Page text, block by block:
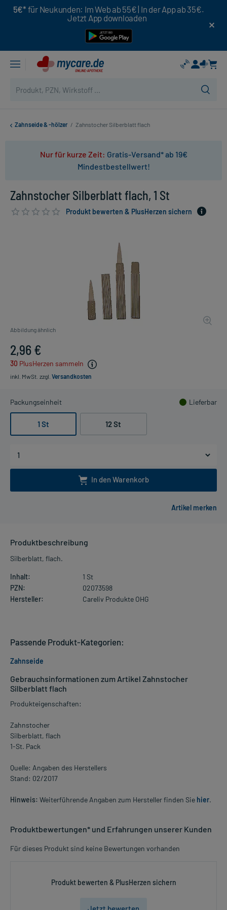
5€* für Neukunden: Im Web ab 55€ | In der App ab 35€.
Jetzt App downloaden
Zahnseide & -hölzer / Zahnstocher Silberblatt flach
Nur für kurze Zeit: Gratis-Versand* ab 19€
Mindestbestellwert!
Zahnstocher Silberblatt flach, 1 St
Produkt bewerten & PlusHerzen sichern
Abbildung ähnlich
2,96 €
30 PlusHerzen sammeln
inkl. MwSt. zzgl. Versandkosten
Packungseinheit Lieferbar
1 St 12 St
In den Warenkorb
Produktbeschreibung
Silberblatt, flach.
Inhalt:
1 St
PZN:
02073598
Hersteller:
Careliv Produkte OHG
Gebrauchsinformationen zum Artikel Zahnstocher
Silberblatt flach
Produkteigenschaften:
Zahnstocher
Silberblatt, flach
1-St. Pack
Quelle: Angaben des Herstellers
Stand: 02/2017
Hinweis: Weiterführende Angaben zum Hersteller finden Sie hier.
Produktbewertungen* und Erfahrungen unserer Kunden
Für dieses Produkt sind keine Bewertungen vorhanden
Produkt bewerten & PlusHerzen sichern
Passende Produkt-Kategorien:
Zahnseide